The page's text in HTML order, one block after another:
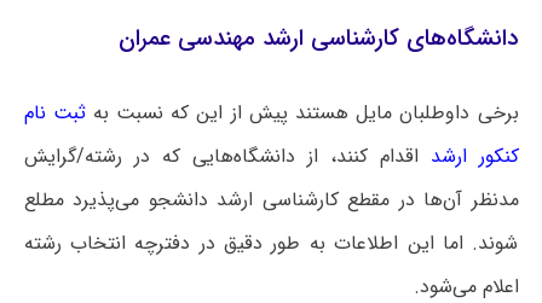
دانشگاه‌های کارشناسی ارشد مهندسی عمران
برخی داوطلبان مایل هستند پیش از این که نسبت به ثبت نام
کنکور ارشد اقدام کنند، از دانشگاه‌هایی که در رشته/گرایش
مدنظر آن‌ها در مقطع کارشناسی ارشد دانشجو می‌پذیرد مطلع
شوند. اما این اطلاعات به طور دقیق در دفترچه انتخاب رشته
اعلام می‌شود.